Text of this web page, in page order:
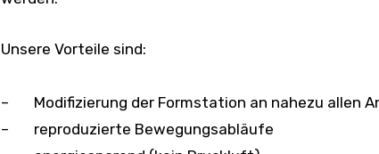
Unsere Vorteile sind:
– Modifizierung der Formstation an nahezu allen
– reproduzierte Bewegungsabläufe